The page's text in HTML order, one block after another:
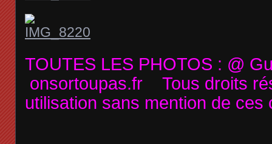
TOUTES LES PHOTOS : @
onsortoupas.fr Tous droits
utilisation sans mention de ces